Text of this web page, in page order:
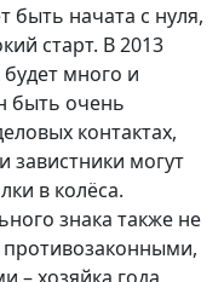
быть начата с нуля,
старт. В 2013
много и
быть очень
контактах,
завистники могут
в колёса.
знака также не